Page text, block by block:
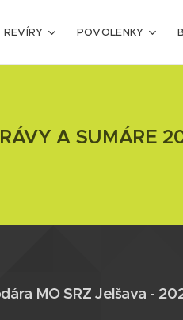
REVÍRY POVOLENKY
A SUMÁRE
MO SRZ Jelšava -